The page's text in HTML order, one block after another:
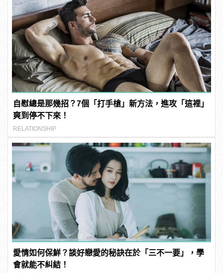
自慰總是那幾招？7個「打手槍」新方法，進攻「這裡」
爽到停不下來！
RELATIONSHIP
愛情如何保鮮？談好戀愛的秘訣在於「三不一要」，學
會就能不糾結！